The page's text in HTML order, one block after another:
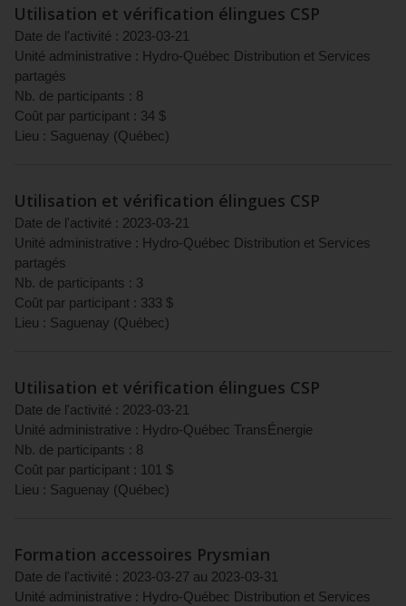
Utilisation et vérification élingues CSP
Date de l'activité : 2023-03-21
Unité administrative : Hydro-Québec Distribution et Services
partagés
Nb. de participants : 8
Coût par participant : 34 $
Lieu : Saguenay (Québec)
Utilisation et vérification élingues CSP
Date de l'activité : 2023-03-21
Unité administrative : Hydro-Québec Distribution et Services
partagés
Nb. de participants : 3
Coût par participant : 333 $
Lieu : Saguenay (Québec)
Utilisation et vérification élingues CSP
Date de l'activité : 2023-03-21
Unité administrative : Hydro-Québec TransÉnergie
Nb. de participants : 8
Coût par participant : 101 $
Lieu : Saguenay (Québec)
Formation accessoires Prysmian
Date de l'activité : 2023-03-27 au 2023-03-31
Unité administrative : Hydro-Québec Distribution et Services